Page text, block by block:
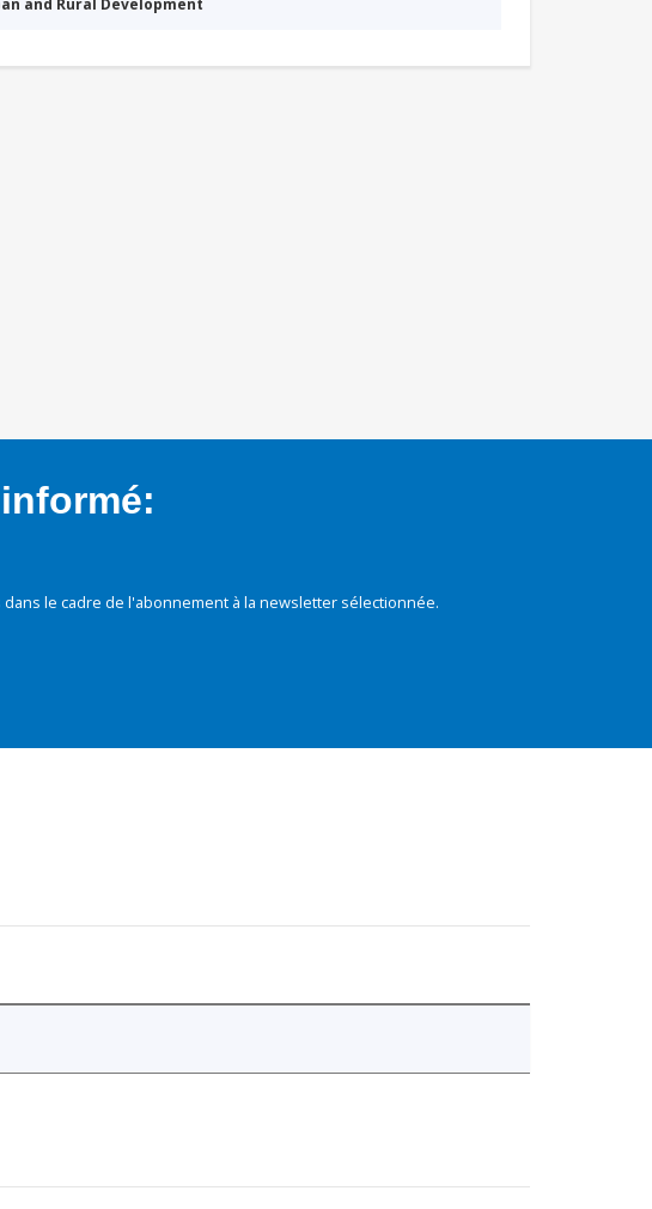
and Rural Development
le cadre de l'abonnement à la newsletter sélectionnée.